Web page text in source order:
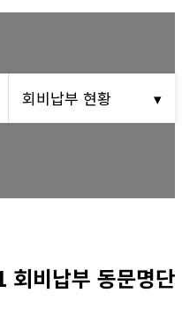
동문회비
회비납부 현황
비납부 동문명단